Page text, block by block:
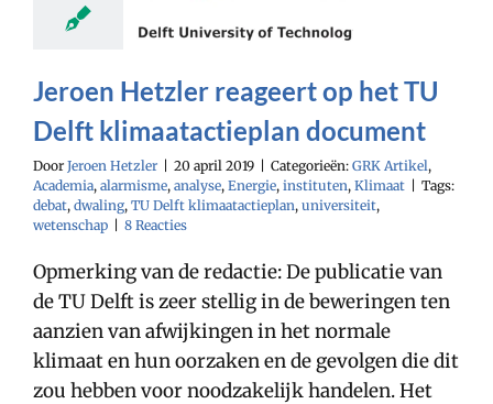
Jeroen Hetzler reageert op het TU
Delft klimaatactieplan document
Door Jeroen Hetzler 20 april 2019 Categorieën: GRK Artikel,
Academia, alarmisme, analyse, Energie, instituten, Klimaat
Tags:
debat, dwaling, TU Delft klimaatactieplan, universiteit,
wetenschap
8 Reacties
Opmerking van de redactie: De publicatie van
de TU Delft is zeer stellig in de beweringen ten
aanzien van afwijkingen in het normale
klimaat en hun oorzaken en de gevolgen die dit
zou hebben voor noodzakelijk handelen. Het